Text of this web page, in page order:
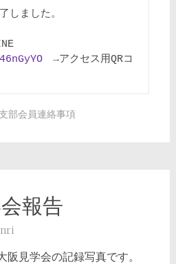
しました。
→アクセス用QRコ
部会員連絡事項
報告
見学会の記録写真です。